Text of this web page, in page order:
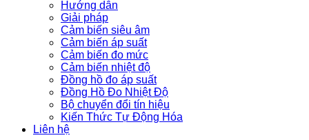
Hướng dẫn
Giải pháp
Cảm biến siêu âm
Cảm biến áp suất
Cảm biến đo mức
Cảm biến nhiệt độ
Đồng hồ đo áp suất
Đồng Hồ Đo Nhiệt Độ
Bộ chuyển đổi tín hiệu
Kiến Thức Tự Động Hóa
Liên hệ